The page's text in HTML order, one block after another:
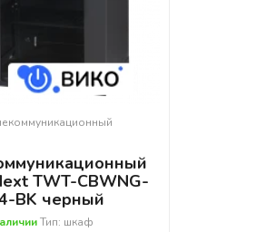
TWT-CBWNG-
BK черный
Тип: шкаф